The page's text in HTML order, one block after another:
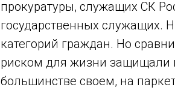
прокуратуры, служащих СК
государственных служащих.
категорий граждан. Но
риском для жизни защищали
большинстве своем, на